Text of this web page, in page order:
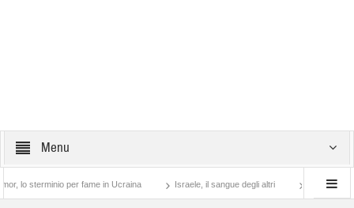
Menu
per fame in Ucraina Israele, il sangue degli altri Lotta di classe… tra